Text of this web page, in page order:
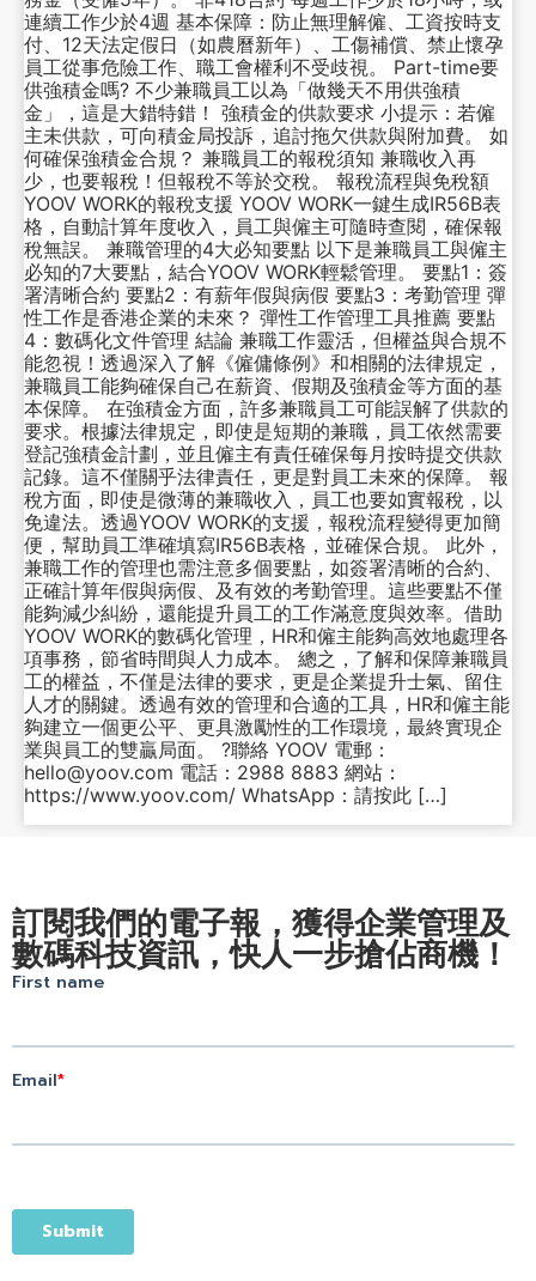
連續工作少於4週 基本保障：防止無理解僱、工資按時支
付、12天法定假日（如農曆新年）、工傷補償、禁止懷孕
員工從事危險工作、職工會權利不受歧視。 Part-time要
供強積金嗎? 不少兼職員工以為「做幾天不用供強積
金」，這是大錯特錯！ 強積金的供款要求 小提示：若僱
主未供款，可向積金局投訴，追討拖欠供款與附加費。 如
何確保強積金合規？ 兼職員工的報稅須知 兼職收入再
少，也要報稅！但報稅不等於交稅。 報稅流程與免稅額
YOOV WORK的報稅支援 YOOV WORK一鍵生成IR56B表
格，自動計算年度收入，員工與僱主可隨時查閱，確保報
稅無誤。 兼職管理的4大必知要點 以下是兼職員工與僱主
必知的7大要點，結合YOOV WORK輕鬆管理。 要點1：簽
署清晰合約 要點2：有薪年假與病假 要點3：考勤管理 彈
性工作是香港企業的未來？ 彈性工作管理工具推薦 要點
4：數碼化文件管理 結論 兼職工作靈活，但權益與合規不
能忽視！透過深入了解《僱傭條例》和相關的法律規定，
兼職員工能夠確保自己在薪資、假期及強積金等方面的基
本保障。 在強積金方面，許多兼職員工可能誤解了供款的
要求。根據法律規定，即使是短期的兼職，員工依然需要
登記強積金計劃，並且僱主有責任確保每月按時提交供款
記錄。這不僅關乎法律責任，更是對員工未來的保障。 報
稅方面，即使是微薄的兼職收入，員工也要如實報稅，以
免違法。透過YOOV WORK的支援，報稅流程變得更加簡
便，幫助員工準確填寫IR56B表格，並確保合規。 此外，
兼職工作的管理也需注意多個要點，如簽署清晰的合約、
正確計算年假與病假、及有效的考勤管理。這些要點不僅
能夠減少糾紛，還能提升員工的工作滿意度與效率。借助
YOOV WORK的數碼化管理，HR和僱主能夠高效地處理各
項事務，節省時間與人力成本。 總之，了解和保障兼職員
工的權益，不僅是法律的要求，更是企業提升士氣、留住
人才的關鍵。透過有效的管理和合適的工具，HR和僱主能
夠建立一個更公平、更具激勵性的工作環境，最終實現企
業與員工的雙贏局面。 ?聯絡 YOOV 電郵：
hello@yoov.com 電話：2988 8883 網站：
https://www.yoov.com/ WhatsApp：請按此 […]
訂閱我們的電子報，獲得企業管理及
數碼科技資訊，快人一步搶佔商機！